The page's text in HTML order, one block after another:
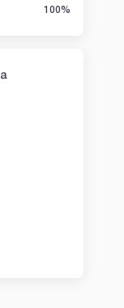
100%